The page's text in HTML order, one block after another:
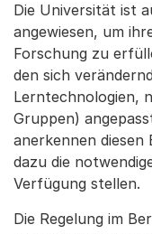
Die Universität ist
angewiesen, um
Forschung zu
den sich
Lerntechnologien,
Gruppen)
anerkennen
dazu die
Verfügung stellen.
Die Regelung im